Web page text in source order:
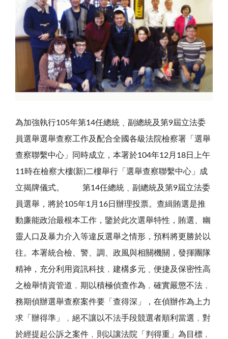
為加強執行105年第14任總統﹑副總統及第9屆立法委
員選舉選舉查察工作及配合全國各級法院檢察署「選舉
查察聯繫中心」同時成立，本署於104年12月18日上午
11時在檢察大樓(新)二樓舉行「選舉查察聯繫中心」成
立揭牌儀式。 第14任總統﹑副總統及第9屆立法委
員選舉，將於105年1月16日辦理投票。查緝賄選是推
動廉能政治最根本工作，鑒於此次選舉特性，賄選、幽
靈人口及暴力介入等違反選舉之情形，預料將更勝於以
往。本署統合檢、警、調、政風與相關機關，發揮團隊
精神，充分利用資訊科技﹐建構多元﹑便捷及保密性高
之檢舉情資管道﹐期以積極偵查作為﹐確實嚴懲不法﹐
務期偵辦選舉查察案件要「查得深」，在偵辦作為上力
求「辦得準」﹐絕不讓以不法手段競選者順利當選﹐對
於經提起公訴之案件﹐則以讓法院「判得重」為目標﹐